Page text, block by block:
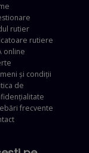
rutier
rutiere
online
și condiții
de
frecvente